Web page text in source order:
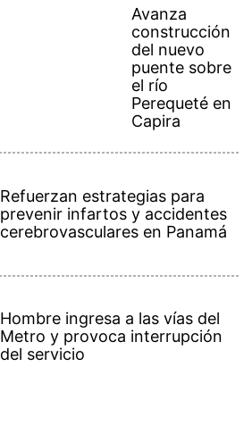
Avanza
construcción
del nuevo
puente sobre
el río
Perequeté en
Capira
Refuerzan estrategias para
prevenir infartos y accidentes
cerebrovasculares en Panamá
Hombre ingresa a las vías del
Metro y provoca interrupción
del servicio